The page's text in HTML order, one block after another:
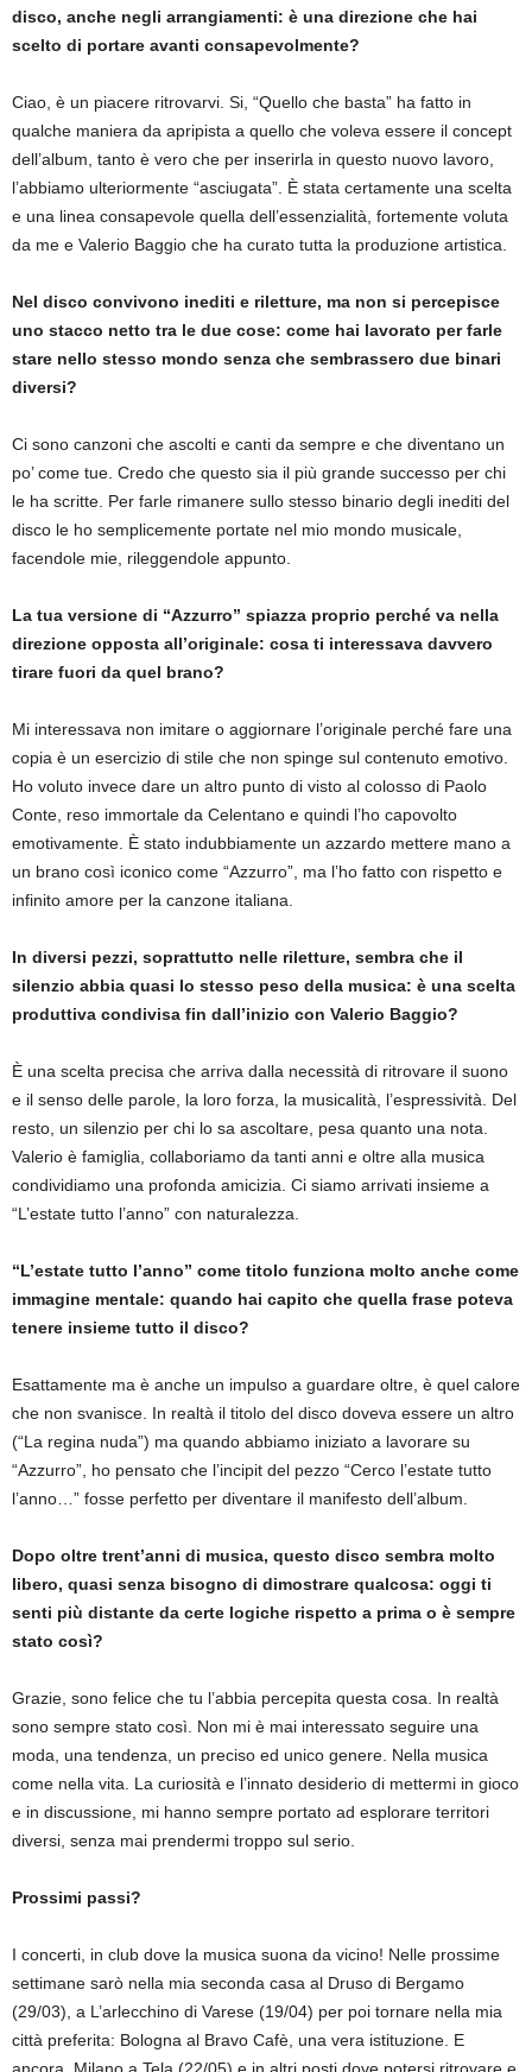
disco, anche negli arrangiamenti: è una direzione che hai
scelto di portare avanti consapevolmente?
Ciao, è un piacere ritrovarvi. Si, “Quello che basta” ha fatto in
qualche maniera da apripista a quello che voleva essere il concept
dell’album, tanto è vero che per inserirla in questo nuovo lavoro,
l’abbiamo ulteriormente “asciugata”. È stata certamente una scelta
e una linea consapevole quella dell’essenzialità, fortemente voluta
da me e Valerio Baggio che ha curato tutta la produzione artistica.
Nel disco convivono inediti e riletture, ma non si percepisce
uno stacco netto tra le due cose: come hai lavorato per farle
stare nello stesso mondo senza che sembrassero due binari
diversi?
Ci sono canzoni che ascolti e canti da sempre e che diventano un
po’ come tue. Credo che questo sia il più grande successo per chi
le ha scritte. Per farle rimanere sullo stesso binario degli inediti del
disco le ho semplicemente portate nel mio mondo musicale,
facendole mie, rileggendole appunto.
La tua versione di “Azzurro” spiazza proprio perché va nella
direzione opposta all’originale: cosa ti interessava davvero
tirare fuori da quel brano?
Mi interessava non imitare o aggiornare l’originale perché fare una
copia è un esercizio di stile che non spinge sul contenuto emotivo.
Ho voluto invece dare un altro punto di visto al colosso di Paolo
Conte, reso immortale da Celentano e quindi l’ho capovolto
emotivamente. È stato indubbiamente un azzardo mettere mano a
un brano così iconico come “Azzurro”, ma l’ho fatto con rispetto e
infinito amore per la canzone italiana.
In diversi pezzi, soprattutto nelle riletture, sembra che il
silenzio abbia quasi lo stesso peso della musica: è una scelta
produttiva condivisa fin dall’inizio con Valerio Baggio?
È una scelta precisa che arriva dalla necessità di ritrovare il suono
e il senso delle parole, la loro forza, la musicalità, l’espressività. Del
resto, un silenzio per chi lo sa ascoltare, pesa quanto una nota.
Valerio è famiglia, collaboriamo da tanti anni e oltre alla musica
condividiamo una profonda amicizia. Ci siamo arrivati insieme a
“L’estate tutto l’anno” con naturalezza.
“L’estate tutto l’anno” come titolo funziona molto anche come
immagine mentale: quando hai capito che quella frase poteva
tenere insieme tutto il disco?
Esattamente ma è anche un impulso a guardare oltre, è quel calore
che non svanisce. In realtà il titolo del disco doveva essere un altro
(“La regina nuda”) ma quando abbiamo iniziato a lavorare su
“Azzurro”, ho pensato che l’incipit del pezzo “Cerco l’estate tutto
l’anno…” fosse perfetto per diventare il manifesto dell’album.
Dopo oltre trent’anni di musica, questo disco sembra molto
libero, quasi senza bisogno di dimostrare qualcosa: oggi ti
senti più distante da certe logiche rispetto a prima o è sempre
stato così?
Grazie, sono felice che tu l’abbia percepita questa cosa. In realtà
sono sempre stato così. Non mi è mai interessato seguire una
moda, una tendenza, un preciso ed unico genere. Nella musica
come nella vita. La curiosità e l’innato desiderio di mettermi in gioco
e in discussione, mi hanno sempre portato ad esplorare territori
diversi, senza mai prendermi troppo sul serio.
Prossimi passi?
I concerti, in club dove la musica suona da vicino! Nelle prossime
settimane sarò nella mia seconda casa al Druso di Bergamo
(29/03), a L’arlecchino di Varese (19/04) per poi tornare nella mia
città preferita: Bologna al Bravo Cafè, una vera istituzione. E
ancora, Milano a Tela (22/05) e in altri posti dove potersi ritrovare e